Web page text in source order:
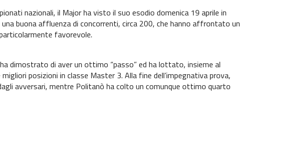
nazionali, il Major ha visto il suo esodio domenica 19 aprile in
buona affluenza di concorrenti, circa 200, che hanno affrontato un
favorevole.
dimostrato di aver un ottimo “passo” ed ha lottato, insieme al
posizioni in classe Master 3. Alla fine dell’impegnativa prova,
avversari, mentre Politanò ha colto un comunque ottimo quarto